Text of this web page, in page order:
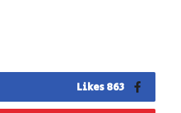
863 Likes